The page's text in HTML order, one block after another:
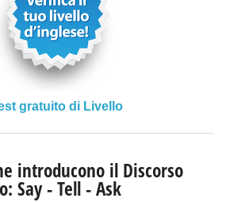
gratuito di Livello
introducono il Discorso
Say - Tell - Ask